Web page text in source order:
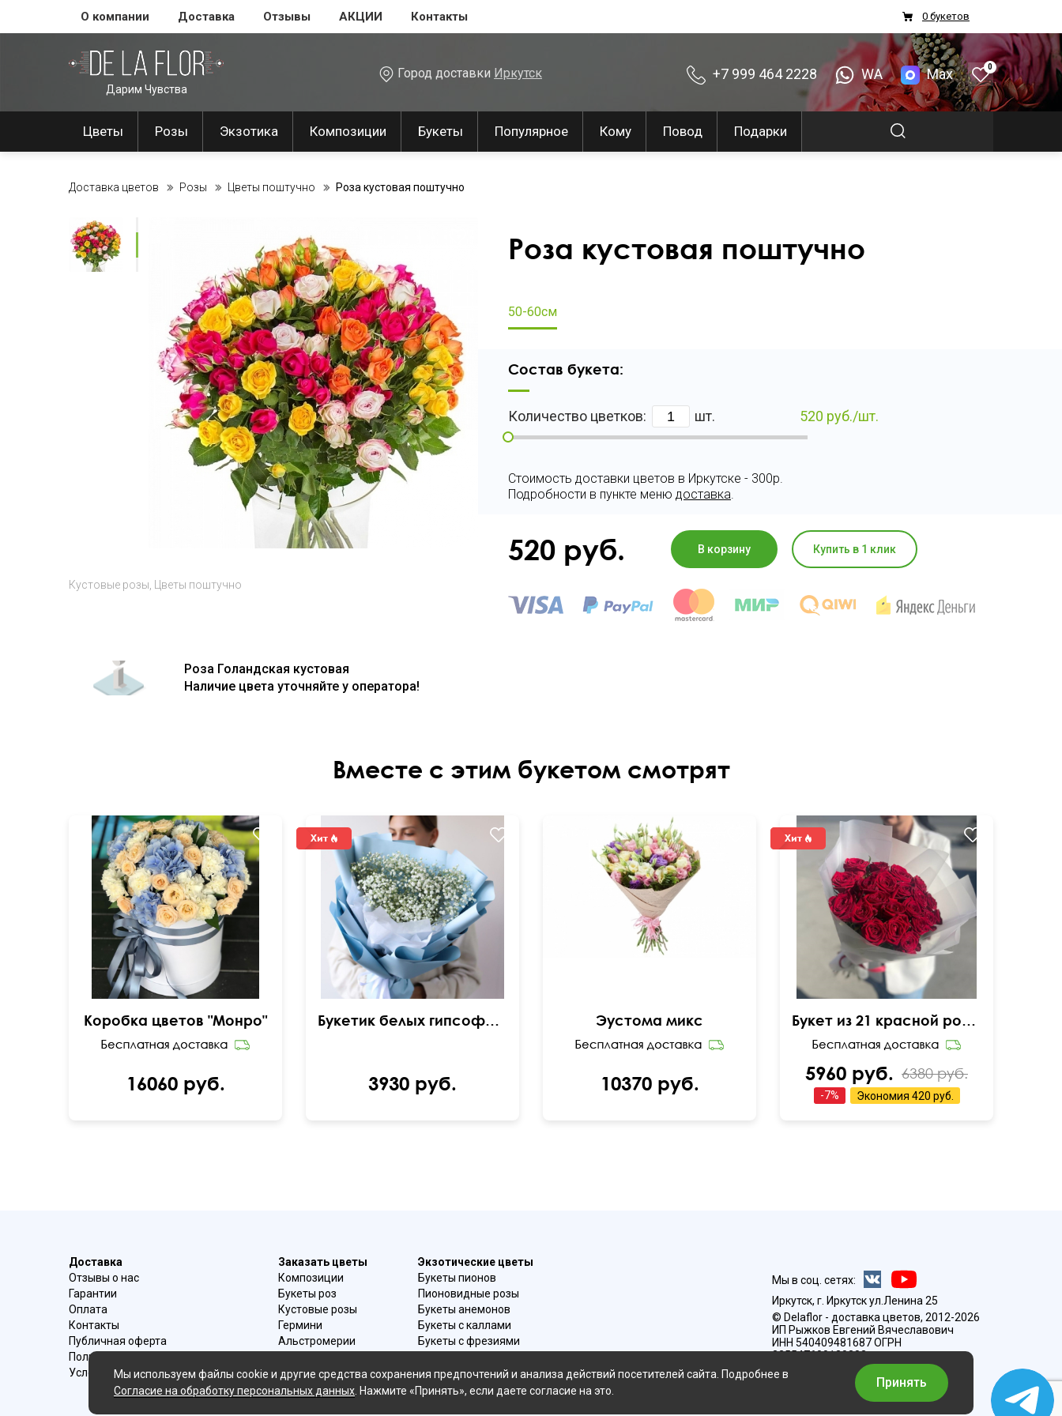
О компании Доставка Отзывы АКЦИИ Контакты 0 букетов
Дарим Чувства
Город доставки Иркутск +7 999 464 2228 WA Max 0
Цветы Розы Экзотика Композиции Букеты Популярное Кому Повод Подарки
Доставка цветов Розы Цветы поштучно Роза кустовая поштучно
Кустовые розы Цветы поштучно
Роза кустовая поштучно
50-60см
Состав букета:
Количество цветков: шт. 520 руб./шт.
Стоимость доставки цветов в Иркутске - 300р.
Подробности в пункте меню доставка.
520 руб. В корзину Купить в 1 клик
Роза Голандская кустовая
Наличие цвета уточняйте у оператора!
Вместе с этим букетом смотрят
Коробка цветов "Монро"
16060 руб.
Букетик белых гипсофил "Ангелочек"
3930 руб.
Эустома микс
10370 руб.
Букет из 21 красной розы с оформлением
5960 руб. 6380 руб.
-7% Экономия 420 руб.
Доставка
Отзывы о нас
Гарантии
Оплата
Контакты
Публичная оферта
Политика конфиденциальности
Условия возврата
Заказать цветы
Композиции
Букеты роз
Кустовые розы
Гермини
Альстромерии
Букеты с эустомой
Ромашки
Экзотические цветы
Букеты пионов
Пионовидные розы
Букеты анемонов
Букеты с каллами
Букеты с фрезиями
Лаванда
Гиацинты
Мы в соц. сетях:
Иркутск, г. Иркутск ул.Ленина 25
© Delaflor - доставка цветов, 2012-2026
ИП Рыжков Евгений Вячеславович
ИНН 540409481687 ОГРН
325547600130383
Мы используем файлы cookie и другие средства сохранения предпочтений и анализа действий посетителей сайта. Подробнее в
Согласие на обработку персональных данных . Нажмите «Принять», если даете согласие на это.
Принять